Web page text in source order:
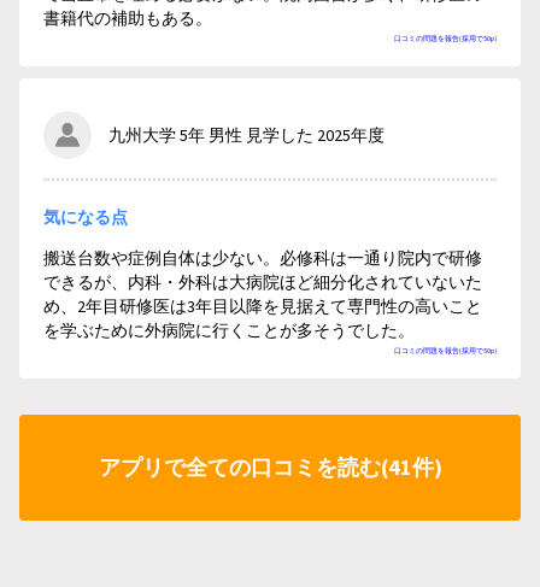
口コミの問題を報告(採用で50p)
書籍代の補助もある。
九州大学 5年 男性 見学した 2025年度
口コミの問題を報告(採用で50p)
気になる点
搬送台数や症例自体は少ない。必修科は一通り院内で研修
できるが、内科・外科は大病院ほど細分化されていないた
め、2年目研修医は3年目以降を見据えて専門性の高いこと
を学ぶために外病院に行くことが多そうでした。
アプリで全ての口コミを読む(41件)